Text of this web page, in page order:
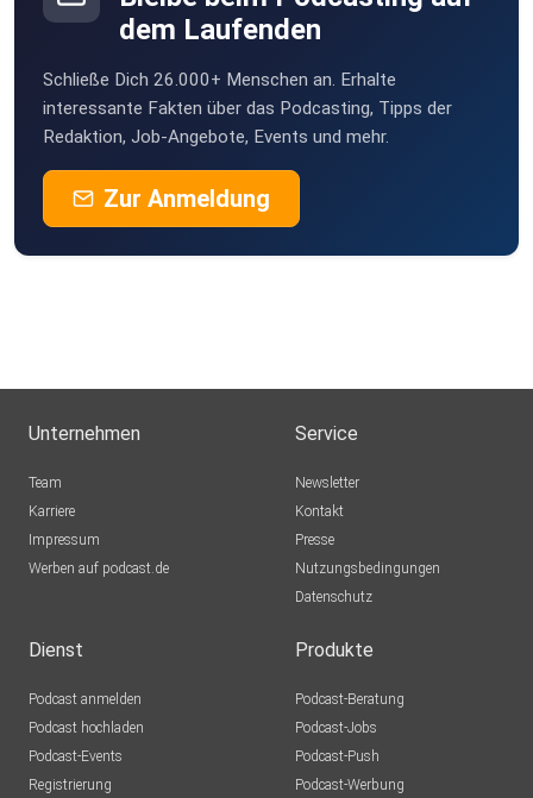
dem Laufenden
Schließe Dich 26.000+ Menschen an. Erhalte
interessante Fakten über das Podcasting, Tipps der
Redaktion, Job-Angebote, Events und mehr.
Zur Anmeldung
Unternehmen
Team
Karriere
Impressum
Werben auf podcast.de
Service
Newsletter
Kontakt
Presse
Nutzungsbedingungen
Datenschutz
Dienst
Podcast anmelden
Podcast hochladen
Podcast-Events
Registrierung
Produkte
Podcast-Beratung
Podcast-Jobs
Podcast-Push
Podcast-Werbung